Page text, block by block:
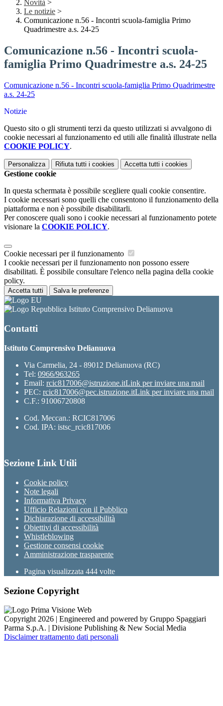
Novità >
Le notizie >
Comunicazione n.56 - Incontri scuola-famiglia Primo
Quadrimestre a.s. 24-25
Comunicazione n.56 - Incontri scuola-
famiglia Primo Quadrimestre a.s. 24-25
Comunicazione n.56 - Incontri scuola-famiglia Primo Quadrimestre
a.s. 24-25
Notizie
Questo sito o gli strumenti terzi da questo utilizzati si avvalgono di
cookie necessari al funzionamento ed utili alle finalità illustrate nella
COOKIE POLICY.
Personalizza Rifiuta tutti i cookies Accetta tutti i cookies
Gestione cookie
In questa schermata è possibile scegliere quali cookie consentire.
I cookie necessari sono quelli che consentono il funzionamento della
piattaforma e non è possibile disabilitarli.
Per conoscere quali sono i cookie necessari al funzionamento potete
visionare la COOKIE POLICY.
Cookie necessari per il funzionamento
I cookie necessari per il funzionamento non possono essere
disabilitati. È possibile consultare l'elenco nella pagina della cookie
policy.
Accetta tutti Salva le preferenze
Istituto Comprensivo Delianuova
Contatti
Istituto Comprensivo Delianuova
Via Carmelia, 24 - 89012 Delianuova (RC)
Tel: 0966/963265
Email: rcic817006@istruzione.itLink per inviare una mail
PEC: rcic817006@pec.istruzione.itLink per inviare una mail
C.F.: 91006720808
Cod. Meccan.: RCIC817006
Cod. IPA: istsc_rcic817006
Sezione Link Utili
Cookie policy
Note legali
Informativa Privacy
Ufficio Relazioni con il Pubblico
Dichiarazione di accessibilità
Obiettivi di accessibilità
Whistleblowing
Gestione consensi cookie
Amministrazione trasparente
Pagina visualizzata 444 volte
Sezione Copyright
Copyright 2026 | Engineered and powered by Gruppo Spaggiari
Parma S.p.A. | Divisione Publishing & New Social Media
Disclaimer trattamento dati personali